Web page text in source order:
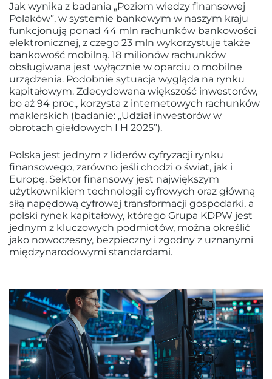
Jak wynika z badania „Poziom wiedzy finansowej
Polaków”, w systemie bankowym w naszym kraju
funkcjonują ponad 44 mln rachunków bankowości
elektronicznej, z czego 23 mln wykorzystuje także
bankowość mobilną. 18 milionów rachunków
obsługiwana jest wyłącznie w oparciu o mobilne
urządzenia. Podobnie sytuacja wygląda na rynku
kapitałowym. Zdecydowana większość inwestorów,
bo aż 94 proc., korzysta z internetowych rachunków
maklerskich (badanie: „Udział inwestorów w
obrotach giełdowych I H 2025”).
Polska jest jednym z liderów cyfryzacji rynku
finansowego, zarówno jeśli chodzi o świat, jak i
Europę. Sektor finansowy jest największym
użytkownikiem technologii cyfrowych oraz główną
siłą napędową cyfrowej transformacji gospodarki, a
polski rynek kapitałowy, którego Grupa KDPW jest
jednym z kluczowych podmiotów, można określić
jako nowoczesny, bezpieczny i zgodny z uznanymi
międzynarodowymi standardami.